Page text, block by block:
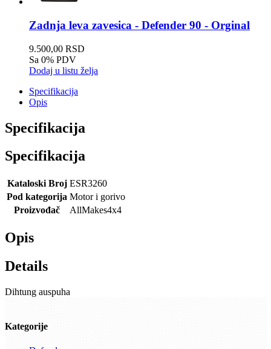
Zadnja leva zavesica - Defender 90 - Orginal
9.500,00 RSD
Sa 0% PDV
Dodaj u listu želja
Specifikacija
Opis
Specifikacija
Specifikacija
Kataloski Broj ESR3260
Pod kategorija Motor i gorivo
Proizvođač
AllMakes4x4
Opis
Details
Dihtung auspuha
Kategorije